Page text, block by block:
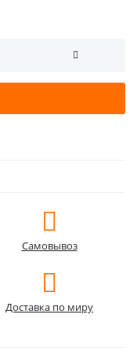
Самовывоз
Доставка по миру